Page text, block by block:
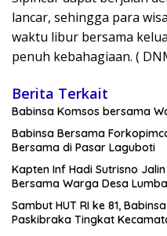
lancar, sehingga para
waktu libur bersama
penuh kebahagiaan. (
Berita Terkait
Babinsa Komsos bersama
Babinsa Bersama
Bersama di Pasar Laguboti
Kapten Inf Hadi Sutrisno
Bersama Warga Desa
Sambut HUT RI ke 81,
Paskibraka Tingkat